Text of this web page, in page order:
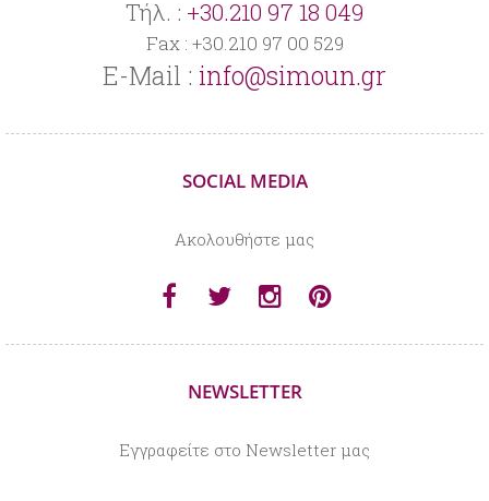
Τήλ. : +30.210 97 18 049
Fax : +30.210 97 00 529
E-Mail : info@simoun.gr
SOCIAL MEDIA
Aκολουθήστε μας
NEWSLETTER
Εγγραφείτε στο Newsletter μας